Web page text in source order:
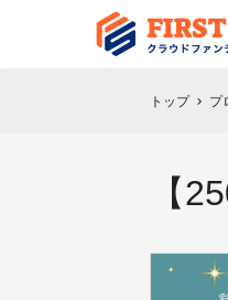
トップ chevron_right プ
【